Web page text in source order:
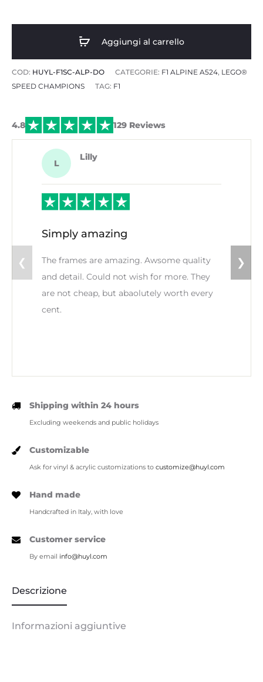
€69.89
Aggiungi al carrello
COD: HUYL-F1SC-ALP-DO CATEGORIE: F1 ALPINE A524, LEGO®
SPEED CHAMPIONS
TAG: F1
4.8 129 Reviews
L
Lilly
Simply amazing
The frames are amazing. Awsome quality
and detail. Could not wish for more. They
are not cheap, but abaolutely worth every
cent.
❮ ❯
Shipping within 24 hours
Excluding weekends and public holidays
Customizable
Ask for vinyl & acrylic customizations to customize@huyl.com
Hand made
Handcrafted in Italy, with love
Customer service
By email info@huyl.com
Descrizione
Informazioni aggiuntive